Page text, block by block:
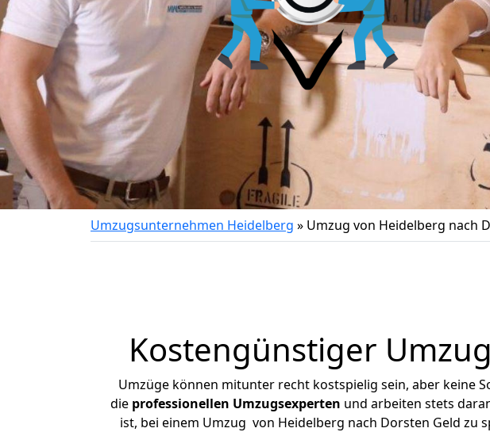
Umzugsunternehmen Heidelberg » Umzug von Heidelberg nach
Kostengünstiger
Umzüge können mitunter recht kostspielig sein, aber keine
die professionellen Umzugsexperten und arbeiten stets
ist, bei einem Umzug von Heidelberg nach Dorsten Geld zu